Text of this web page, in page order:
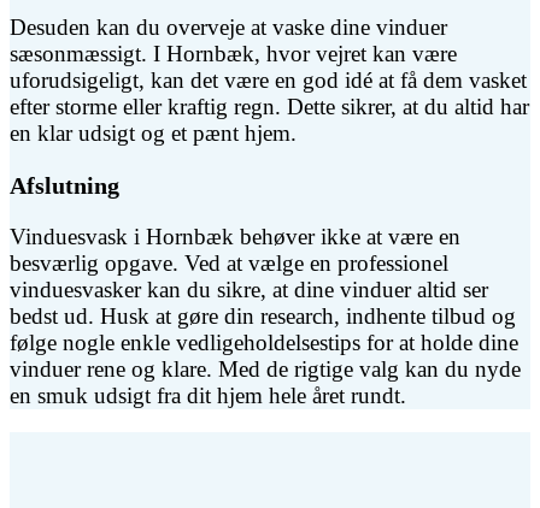
Desuden kan du overveje at vaske dine vinduer
sæsonmæssigt. I Hornbæk, hvor vejret kan være
uforudsigeligt, kan det være en god idé at få dem vasket
efter storme eller kraftig regn. Dette sikrer, at du altid har
en klar udsigt og et pænt hjem.
Afslutning
Vinduesvask i Hornbæk behøver ikke at være en
besværlig opgave. Ved at vælge en professionel
vinduesvasker kan du sikre, at dine vinduer altid ser
bedst ud. Husk at gøre din research, indhente tilbud og
følge nogle enkle vedligeholdelsestips for at holde dine
vinduer rene og klare. Med de rigtige valg kan du nyde
en smuk udsigt fra dit hjem hele året rundt.